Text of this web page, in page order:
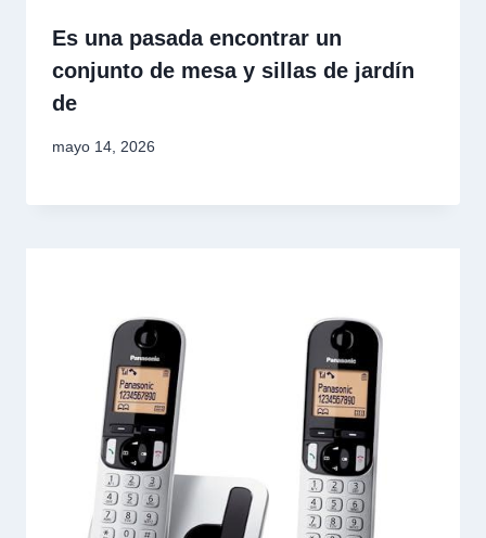
Es una pasada encontrar un
conjunto de mesa y sillas de jardín
de
mayo 14, 2026